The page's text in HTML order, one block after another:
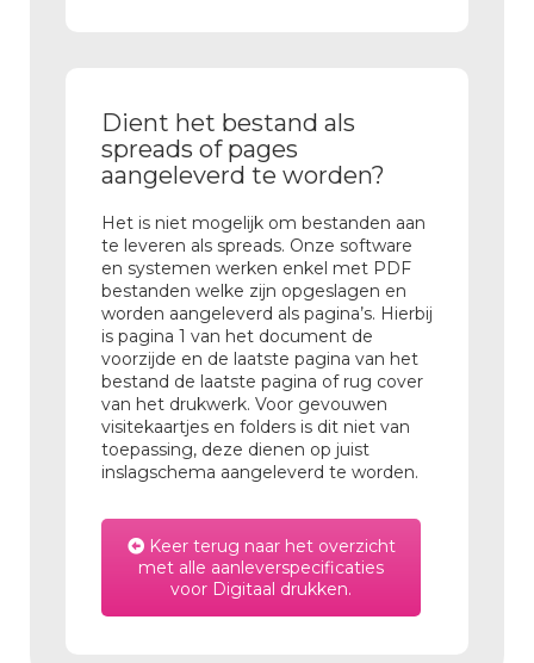
Dient het bestand als
spreads of pages
aangeleverd te worden?
Het is niet mogelijk om bestanden aan
te leveren als spreads. Onze software
en systemen werken enkel met PDF
bestanden welke zijn opgeslagen en
worden aangeleverd als pagina’s. Hierbij
is pagina 1 van het document de
voorzijde en de laatste pagina van het
bestand de laatste pagina of rug cover
van het drukwerk. Voor gevouwen
visitekaartjes en folders is dit niet van
toepassing, deze dienen op juist
inslagschema aangeleverd te worden.
Keer terug naar het overzicht
met alle aanleverspecificaties
voor Digitaal drukken.